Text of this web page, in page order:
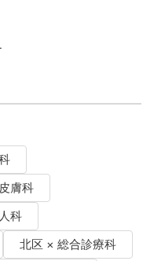
膚科
科
北区 × 総合診療科